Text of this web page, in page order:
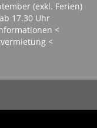
(exkl. Ferien)
17.30 Uhr
<
<